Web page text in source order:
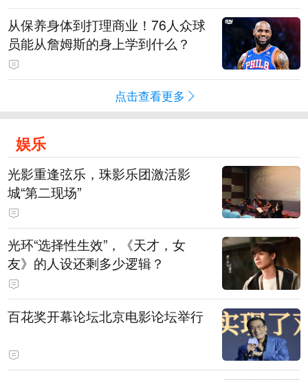
从保养身体到打理商业！76人众球
员能从詹姆斯的身上学到什么？
点击查看更多
娱乐
光影重逢弦乐，珠影乐团激活影
城“第二现场”
光环“选择性生效”，《天才，女
友》的人设还剩多少逻辑？
百花奖开幕论坛北京电影论坛举行